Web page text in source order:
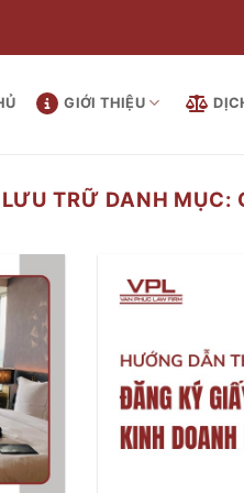
GIỚI THIỆU
LƯU TRỮ DANH MỤC: